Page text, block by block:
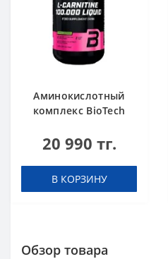
Аминокислотный
комплекс BioTech
100.000 Apple 500 мл
20 990 тг.
В КОРЗИНУ
Обзор товара